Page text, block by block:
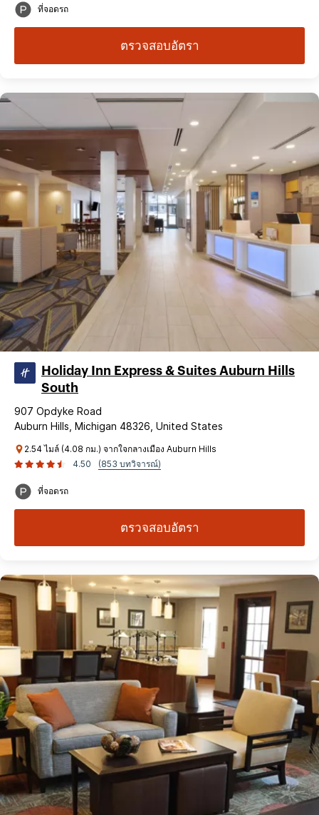
ที่จอดรถ
ตรวจสอบอัตรา
Holiday Inn Express & Suites Auburn Hills
South
907 Opdyke Road
Auburn Hills, Michigan 48326, United States
2.54 ไมล์ (4.08 กม.) จากใจกลางเมือง Auburn Hills
4.50
(853 บทวิจารณ์)
ที่จอดรถ
ตรวจสอบอัตรา